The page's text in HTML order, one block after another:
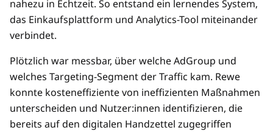
nahezu in Echtzeit. So entstand ein lernendes System,
das Einkaufsplattform und Analytics-Tool miteinander
verbindet.
Plötzlich war messbar, über welche AdGroup und
welches Targeting-Segment der Traffic kam. Rewe
konnte kosteneffiziente von ineffizienten Maßnahmen
unterscheiden und Nutzer:innen identifizieren, die
bereits auf den digitalen Handzettel zugegriffen